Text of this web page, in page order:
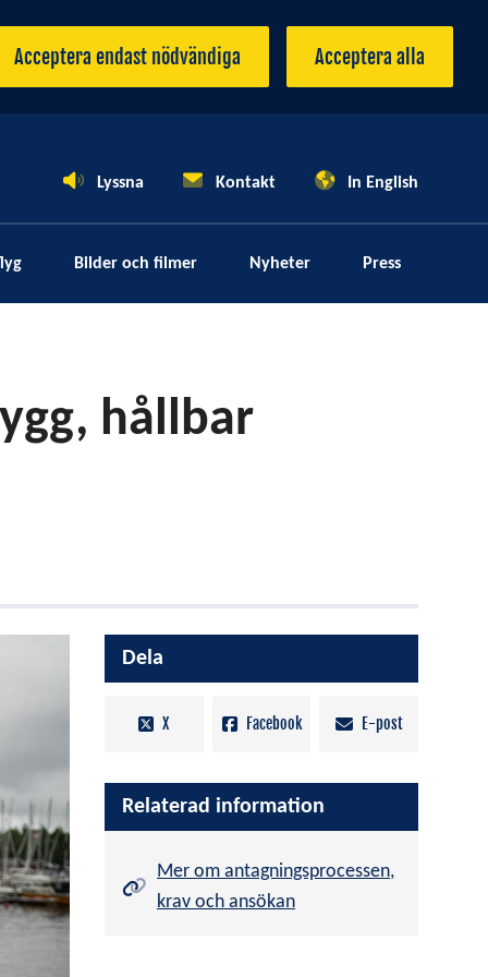
Acceptera endast nödvändiga Acceptera alla
Lyssna Kontakt In English
Bilder och filmer Nyheter Press
hållbar
Dela
X Facebook E-post
Relaterad information
Mer om antagningsprocessen,
krav och ansökan